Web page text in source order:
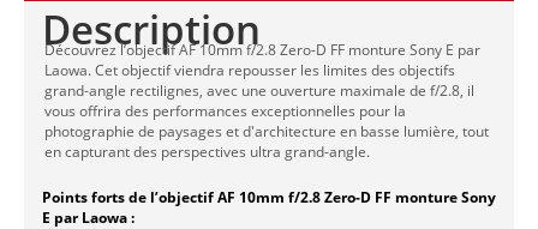
Description
Découvrez l’objectif AF 10mm f/2.8 Zero-D FF monture Sony E par
Laowa. Cet objectif viendra repousser les limites des objectifs
grand-angle rectilignes, avec une ouverture maximale de f/2.8, il
vous offrira des performances exceptionnelles pour la
photographie de paysages et d'architecture en basse lumière, tout
en capturant des perspectives ultra grand-angle.
Points forts de l’objectif AF 10mm f/2.8 Zero-D FF monture Sony
E par Laowa :